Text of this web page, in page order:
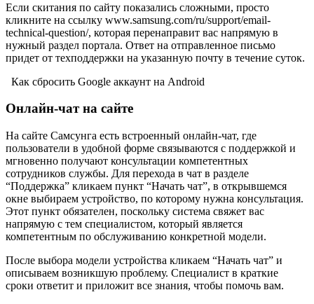
Если скитания по сайту показались сложными, просто
кликните на ссылку www.samsung.com/ru/support/email-
technical-question/, которая перенаправит вас напрямую в
нужный раздел портала. Ответ на отправленное письмо
придет от техподдержки на указанную почту в течение суток.
Как сбросить Google аккаунт на Android
Онлайн-чат на сайте
На сайте Самсунга есть встроенный онлайн-чат, где
пользователи в удобной форме связываются с поддержкой и
мгновенно получают консультации компетентных
сотрудников службы. Для перехода в чат в разделе
“Поддержка” кликаем пункт “Начать чат”, в открывшемся
окне выбираем устройство, по которому нужна консультация.
Этот пункт обязателен, поскольку система свяжет вас
напрямую с тем специалистом, который является
компетентным по обслуживанию конкретной модели.
После выбора модели устройства кликаем “Начать чат” и
описываем возникшую проблему. Специалист в краткие
сроки ответит и приложит все знания, чтобы помочь вам.